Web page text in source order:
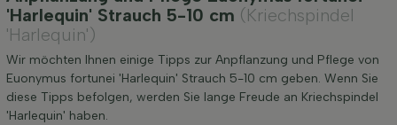
'Harlequin' Strauch 5-10 cm (Kriechspindel
'Harlequin')
Wir möchten Ihnen einige Tipps zur Anpflanzung und Pflege von
Euonymus fortunei 'Harlequin' Strauch 5-10 cm geben. Wenn Sie
diese Tipps befolgen, werden Sie lange Freude an Kriechspindel
'Harlequin' haben.